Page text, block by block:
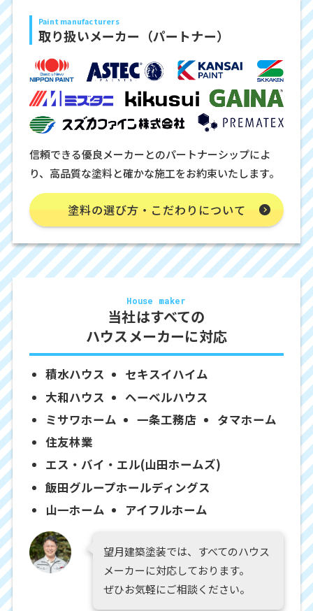
Paint manufacturers
取り扱いメーカー（パートナー）
信頼できる優良メーカーとのパートナーシップによ
り、高品質な塗料と確かな施工をお約束いたします。
塗料の選び方・こだわりについて
House maker
当社はすべての
ハウスメーカーに対応
積水ハウス
セキスイハイム
大和ハウス
ヘーベルハウス
ミサワホーム
一条工務店
タマホーム
住友林業
エス・バイ・エル(山田ホームズ)
飯田グループホールディングス
山一ホーム
アイフルホーム
望月建築塗装では、すべてのハウス
メーカーに対応しております。
ぜひお気軽にご相談ください。